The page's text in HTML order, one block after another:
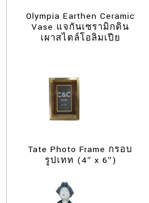
Olympia Earthen Ceramic
Vase แจกันเซรามิกดิน
เผาสไตล์โอลิมเปีย
Tate Photo Frame กรอบ
รูปเทท (4″ x 6″)